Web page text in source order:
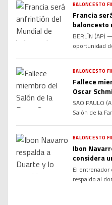
de la Euroliga
primera gran
profesional,
figuras
BALONCESTO
Francia
baloncesto
BERLÍN (AP)
oportunidad
baloncesto
obtuvo el
Francia son
[…]
BALONCESTO
Fallece
Oscar
SAO PAULO
Salón de la
de Schmidt
durante 15
resiliencia…
BALONCESTO
Ibon
considera
El entrenador
respaldo al